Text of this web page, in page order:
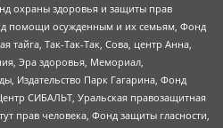
охраны здоровья и защиты прав
помощи осужденным и их семьям, Фонд
тайга, Так-Так-Так, Сова, центр Анна,
Эра здоровья, Мемориал,
Издательство Парк Гагарина, Фонд
СИБАЛЬТ, Уральская правозащитная
прав человека, Фонд защиты гласности,